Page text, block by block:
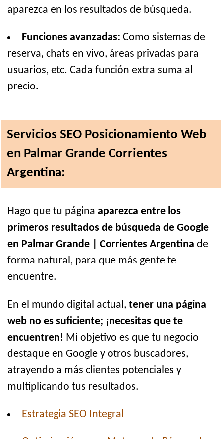
aparezca en los resultados de búsqueda.
Funciones avanzadas: Como sistemas de
reserva, chats en vivo, áreas privadas para
usuarios, etc. Cada función extra suma al
precio.
Servicios SEO Posicionamiento Web
en Palmar Grande Corrientes
Argentina:
Hago que tu página aparezca entre los
primeros resultados de búsqueda de Google
en Palmar Grande | Corrientes Argentina de
forma natural, para que más gente te
encuentre.
En el mundo digital actual, tener una página
web no es suficiente; ¡necesitas que te
encuentren! Mi objetivo es que tu negocio
destaque en Google y otros buscadores,
atrayendo a más clientes potenciales y
multiplicando tus resultados.
Estrategia SEO Integral